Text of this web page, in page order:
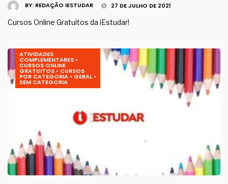
BY: REDAÇÃO IESTUDAR 27 DE JULHO DE 2021
Cursos Online Gratuitos da iEstudar!
ATIVIDADES
COMPLEMENTARES •
CURSOS ONLINE
GRATUITOS • CURSOS
POR CATEGORIA • GERAL•
SEM CATEGORIA